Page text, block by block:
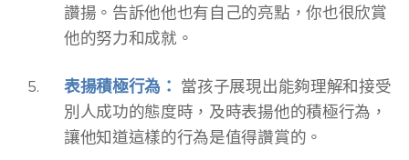
讚揚。告訴他他也有自己的亮點，你也很欣賞
他的努力和成就。
表揚積極行為： 當孩子展現出能夠理解和接受
別人成功的態度時，及時表揚他的積極行為，
讓他知道這樣的行為是值得讚賞的。